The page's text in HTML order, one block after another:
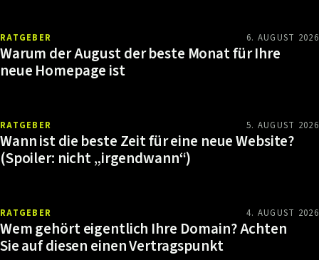
RATGEBER 6. AUGUST 2026
Warum der August der beste Monat für Ihre
neue Homepage ist
RATGEBER 5. AUGUST 2026
Wann ist die beste Zeit für eine neue Website?
(Spoiler: nicht „irgendwann“)
RATGEBER 4. AUGUST 2026
Wem gehört eigentlich Ihre Domain? Achten
Sie auf diesen einen Vertragspunkt